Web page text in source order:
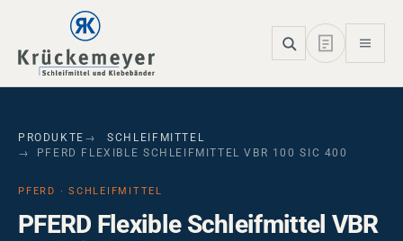
Skip to main navigation
Skip to main content
Skip to page footer
PRODUKTE
SCHLEIFMITTEL
PFERD FLEXIBLE SCHLEIFMITTEL VBR 100 SIC 400
PFERD · SCHLEIFMITTEL
PFERD Flexible Schleifmittel VBR